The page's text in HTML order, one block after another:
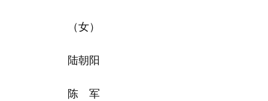
（女）
陆朝阳
陈 军